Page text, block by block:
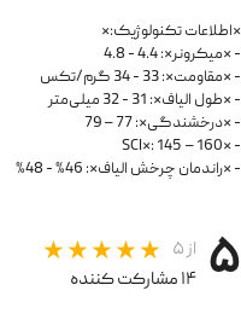
*اطلاعات تکنولوژیک:*
- *میکرونر*: 4.4 - 4.8
- *مقاومت*: 33 - 34 گرم/تکس
- *طول الیاف*: 31 - 32 میلی‌متر
- *درخشندگی*: 77 – 79
- *SCI*: 145 – 160
- *راندمان چرخش الیاف*: 46% - 48%
۵ از ۵
۱۴ مشارکت کننده